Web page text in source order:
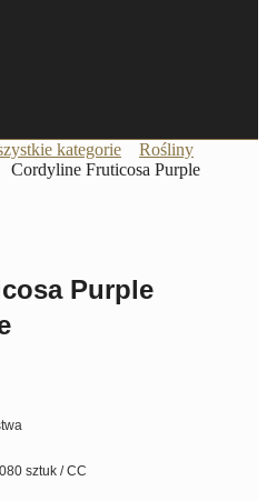
kategorie
Rośliny
Cordyline Fruticosa Purple
Purple
sztuk / CC